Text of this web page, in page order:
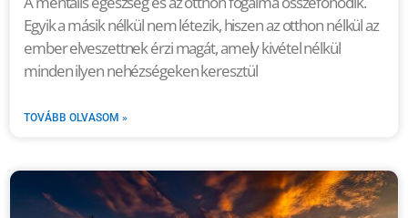
Egyik a másik nélkül nem létezik, hiszen az otthon nélkül az
ember elveszettnek érzi magát, amely kivétel nélkül
minden ilyen nehézségeken keresztül
TOVÁBB OLVASOM »